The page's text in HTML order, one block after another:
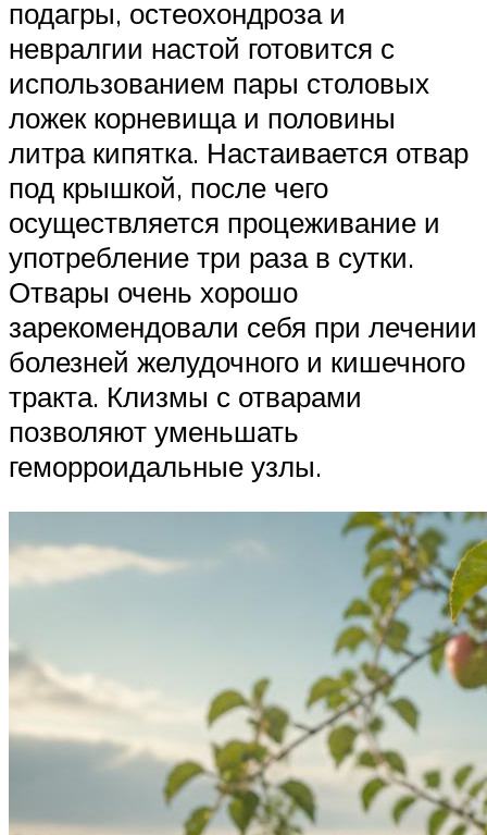
подагры, остеохондроза и
невралгии настой готовится с
использованием пары столовых
ложек корневища и половины
литра кипятка. Настаивается отвар
под крышкой, после чего
осуществляется процеживание и
употребление три раза в сутки.
Отвары очень хорошо
зарекомендовали себя при лечении
болезней желудочного и кишечного
тракта. Клизмы с отварами
позволяют уменьшать
геморроидальные узлы.